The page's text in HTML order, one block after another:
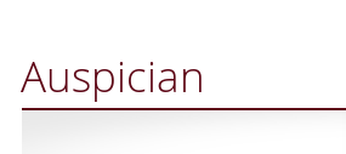
Auspician